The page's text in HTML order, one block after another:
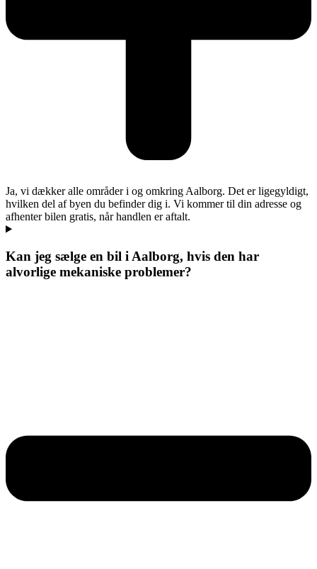
Ja, vi dækker alle områder i og omkring Aalborg. Det er ligegyldigt,
hvilken del af byen du befinder dig i. Vi kommer til din adresse og
afhenter bilen gratis, når handlen er aftalt.
Kan jeg sælge en bil i Aalborg, hvis den har
alvorlige mekaniske problemer?